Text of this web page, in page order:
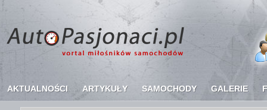
AKTUALNOŚCI ARTYKUŁY SAMOCHODY GALERIE